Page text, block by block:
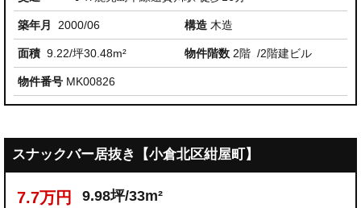
築年月 2000/06 構造 木造
面積 9.22/坪30.48m² 物件階数 2階 /2階建ビル
物件番号 MK00826
スナックバー居抜き【小倉北区紺屋町】
7.7万円 9.98坪/33m²